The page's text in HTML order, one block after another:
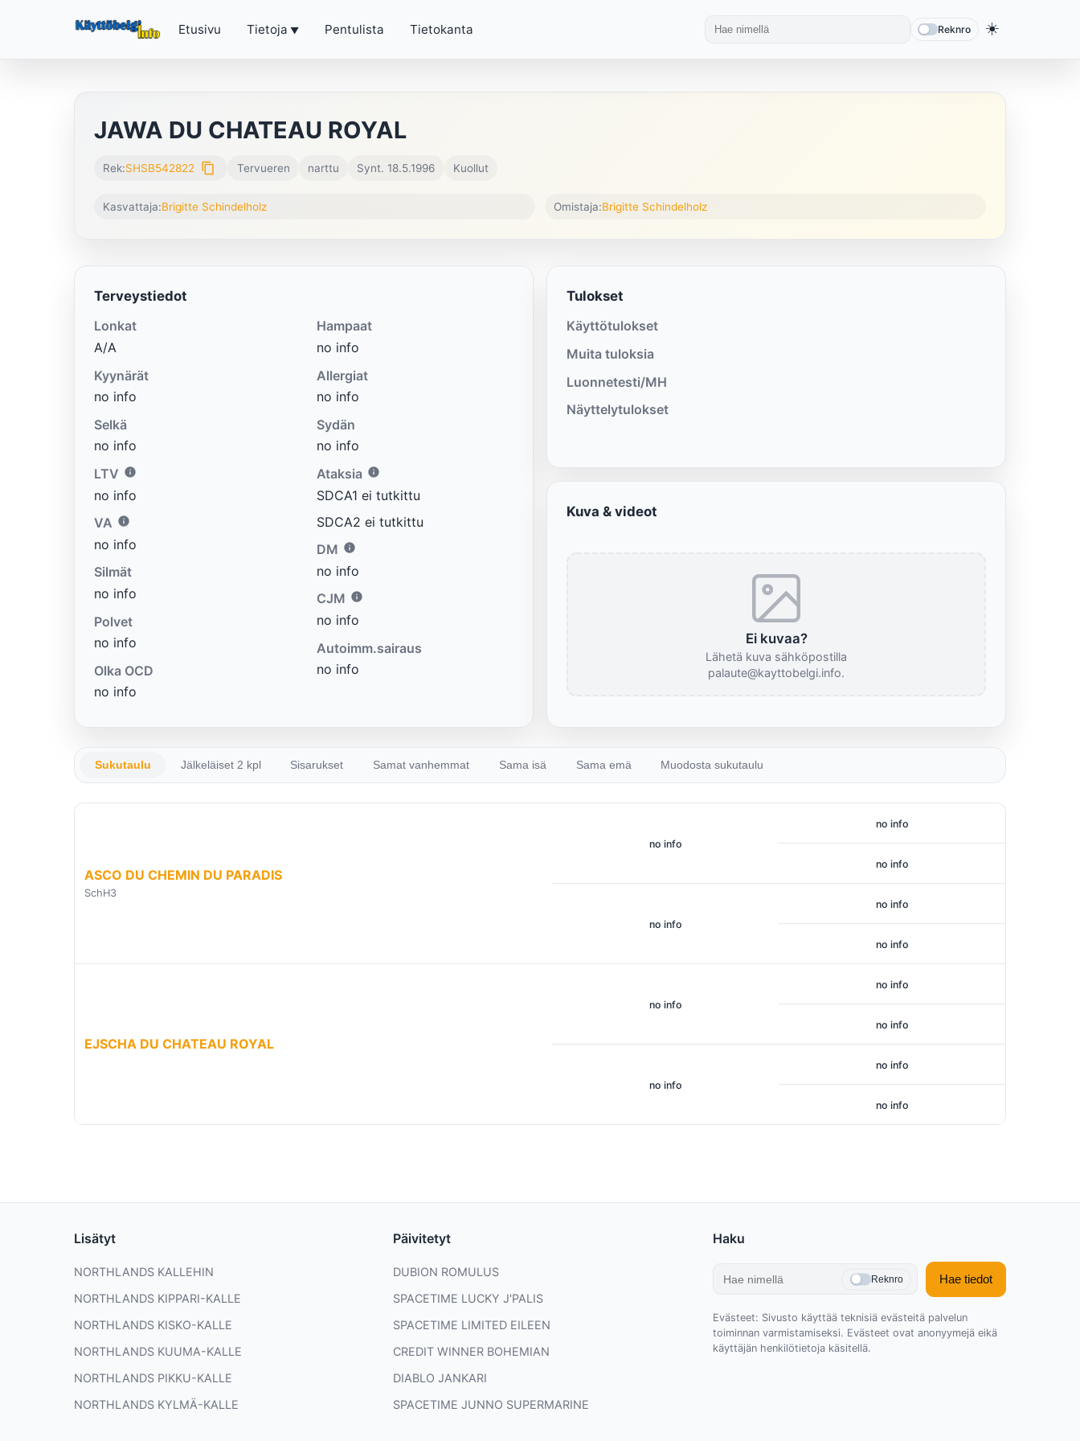
Etusivu Tietoja Pentulista Tietokanta Reknro ☀️
JAWA DU CHATEAU ROYAL
Rek:SHSB542822 content_copy Tervueren narttu Synt. 18.5.1996 Kuollut
Kasvattaja:Brigitte Schindelholz Omistaja:Brigitte Schindelholz
Terveystiedot
Lonkat
A/A
Kyynärät
no info
Selkä
no info
LTV
no info
VA
no info
Silmät
no info
Polvet
no info
Olka OCD
no info
Hampaat
no info
Allergiat
no info
Sydän
no info
Ataksia
SDCA1 ei tutkittu
SDCA2 ei tutkittu
DM
no info
CJM
no info
Autoimm.sairaus
no info
Tulokset
Käyttötulokset
Muita tuloksia
Luonnetesti/MH
Näyttelytulokset
Kuva & videot
Ei kuvaa?
Lähetä kuva sähköpostilla
palaute@kayttobelgi.info.
Sukutaulu Jälkeläiset 2 kpl Sisarukset Samat vanhemmat Sama isä Sama emä Muodosta sukutaulu
ASCO DU CHEMIN DU PARADIS
SchH3
no info
no info
no info
no info
no info
no info
EJSCHA DU CHATEAU ROYAL
no info
no info
no info
no info
no info
no info
Lisätyt
NORTHLANDS KALLEHIN
NORTHLANDS KIPPARI-KALLE
NORTHLANDS KISKO-KALLE
NORTHLANDS KUUMA-KALLE
NORTHLANDS PIKKU-KALLE
NORTHLANDS KYLMÄ-KALLE
Päivitetyt
DUBION ROMULUS
SPACETIME LUCKY J'PALIS
SPACETIME LIMITED EILEEN
CREDIT WINNER BOHEMIAN
DIABLO JANKARI
SPACETIME JUNNO SUPERMARINE
Haku
Reknro Hae tiedot
Evästeet: Sivusto käyttää teknisiä evästeitä palvelun
toiminnan varmistamiseksi. Evästeet ovat anonyymejä eikä
käyttäjän henkilötietoja käsitellä.